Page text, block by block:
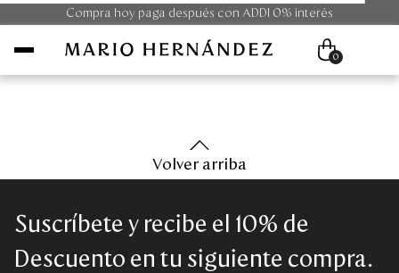
Compra hoy paga después con ADDI 0% interés
Hombre
Unisex
0
Volver arriba
Suscríbete y recibe el 10% de
Descuento en tu siguiente compra.